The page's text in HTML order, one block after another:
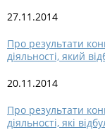
27.11.2014
Про результати
діяльності, який
20.11.2014
Про результати
діяльності, які